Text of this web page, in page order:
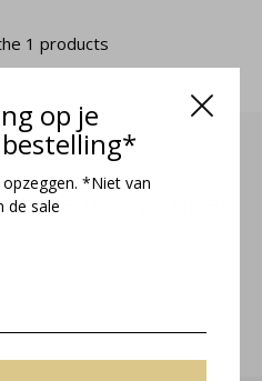
op je
*Niet van
de sale
1 products
onze nieuwsbrief